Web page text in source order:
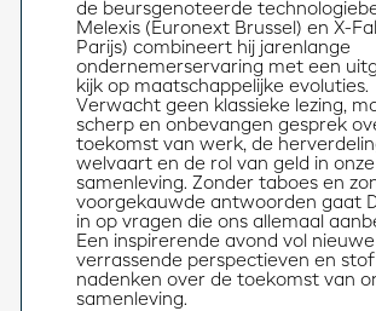
de beursgenoteerde
Melexis (Euronext Brussel) en X-
Parijs) combineert hij jarenlange
ondernemerservaring met een
kijk op maatschappelijke evoluties.
Verwacht geen klassieke lezing,
scherp en onbevangen gesprek
toekomst van werk, de
welvaart en de rol van geld in onze
samenleving. Zonder taboes en
voorgekauwde antwoorden gaat
in op vragen die ons allemaal
Een inspirerende avond vol
verrassende perspectieven en
nadenken over de toekomst van
samenleving.